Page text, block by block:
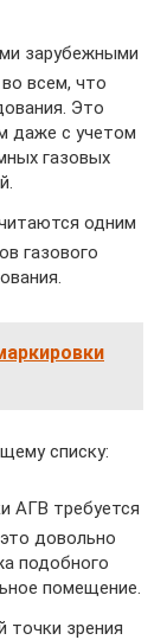
зарубежными
всем, что
Это
даже с учетом
газовых
одним
газового
списку:
АГВ требуется
довольно
подобного
помещение.
точки зрения